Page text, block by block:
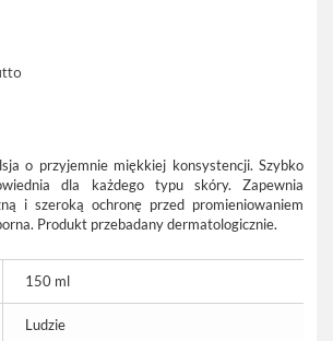
o przyjemnie miękkiej konsystencji. Szybko
dla każdego typu skóry. Zapewnia
i szeroką ochronę przed promieniowaniem
Produkt przebadany dermatologicznie.
150 ml
Ludzie